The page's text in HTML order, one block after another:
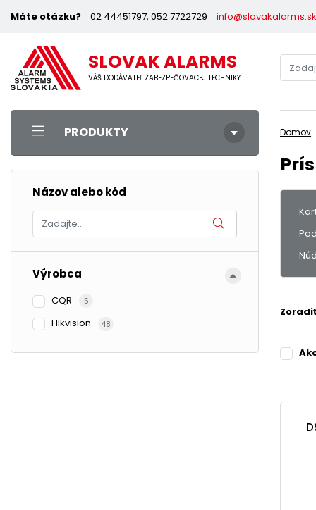
Máte otázku? 02 44451797, 052 7722729 info@slovakalarms.sk
SLOVAK ALARMS
VÁŠ DODÁVATEĽ ZABEZPEČOVACEJ TECHNIKY
PRODUKTY
Názov alebo kód
Výrobca
CQR 5
Hikvision 48
Domov